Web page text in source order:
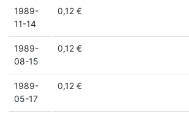
1989-
11-14
0,12 €
1989-
08-15
0,12 €
1989-
05-17
0,12 €